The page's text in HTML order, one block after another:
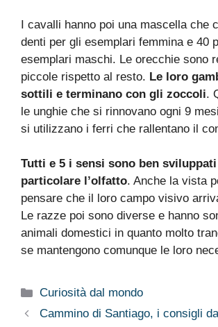
I cavalli hanno poi una mascella che
denti per gli esemplari femmina e 40
esemplari maschi. Le orecchie sono
piccole rispetto al resto. Le loro
sottili e terminano con gli zoccoli.
le unghie che si rinnovano ogni 9
si utilizzano i ferri che rallentano il
Tutti e 5 i sensi sono ben
particolare l’olfatto. Anche la vista
pensare che il loro campo visivo
Le razze poi sono diverse e hanno
animali domestici in quanto molto
se mantengono comunque le loro
Categorie
Curiosità dal mondo
Cammino di Santiago, i consigli